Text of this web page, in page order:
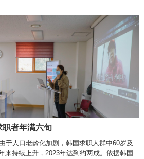
职者年满六旬
于人口老龄化加剧，韩国求职人群中60岁及
来持续上升，2023年达到约两成。依据韩国